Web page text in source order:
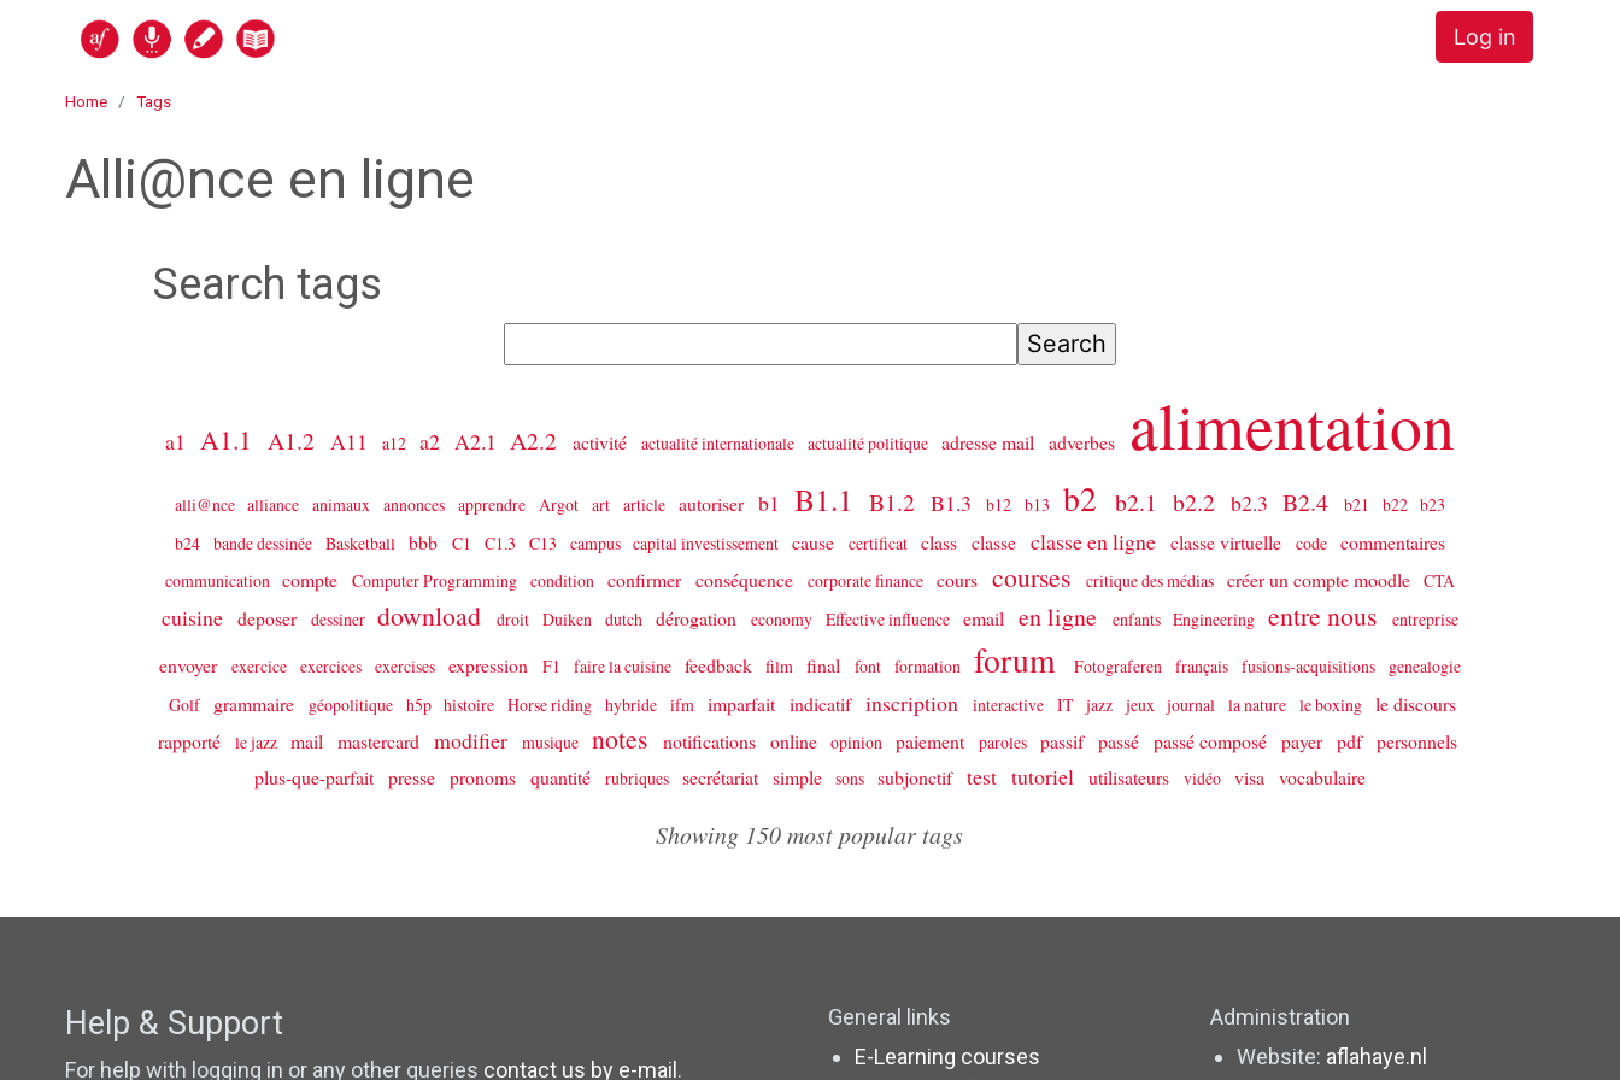
Skip to main content
Alli@nce en ligne
Log in
Home Tags
Alli@nce en ligne
Search tags
a1 A1.1 A1.2 A11 a12 a2 A2.1 A2.2 activité actualité internationale actualité politique adresse mail adverbes alimentation
alli@nce alliance animaux annonces apprendre Argot art article autoriser b1 B1.1 B1.2 B1.3 b12 b13 b2 b2.1 b2.2 b2.3 B2.4 b21 b22 b23
b24 bande dessinée Basketball bbb C1 C1.3 C13 campus capital investissement cause certificat class classe classe en ligne classe virtuelle code commentaires
communication compte Computer Programming condition confirmer conséquence corporate finance cours courses critique des médias créer un compte moodle CTA
cuisine deposer dessiner download droit Duiken dutch dérogation economy Effective influence email en ligne enfants Engineering entre nous entreprise
envoyer exercice exercices exercises expression F1 faire la cuisine feedback film final font formation forum Fotograferen français fusions-acquisitions
genealogie
Golf grammaire géopolitique h5p histoire Horse riding hybride ifm imparfait indicatif inscription interactive IT jazz jeux journal la nature le boxing le discours
rapporté
le jazz mail mastercard modifier musique notes notifications online opinion paiement paroles passif passé passé composé payer pdf personnels
plus-que-parfait presse pronoms quantité rubriques secrétariat simple sons subjonctif test tutoriel utilisateurs vidéo visa vocabulaire
Showing 150 most popular tags
Help & Support
For help with logging in or any other queries contact us by e-mail.
General links
E-Learning courses
Administration
Website: aflahaye.nl